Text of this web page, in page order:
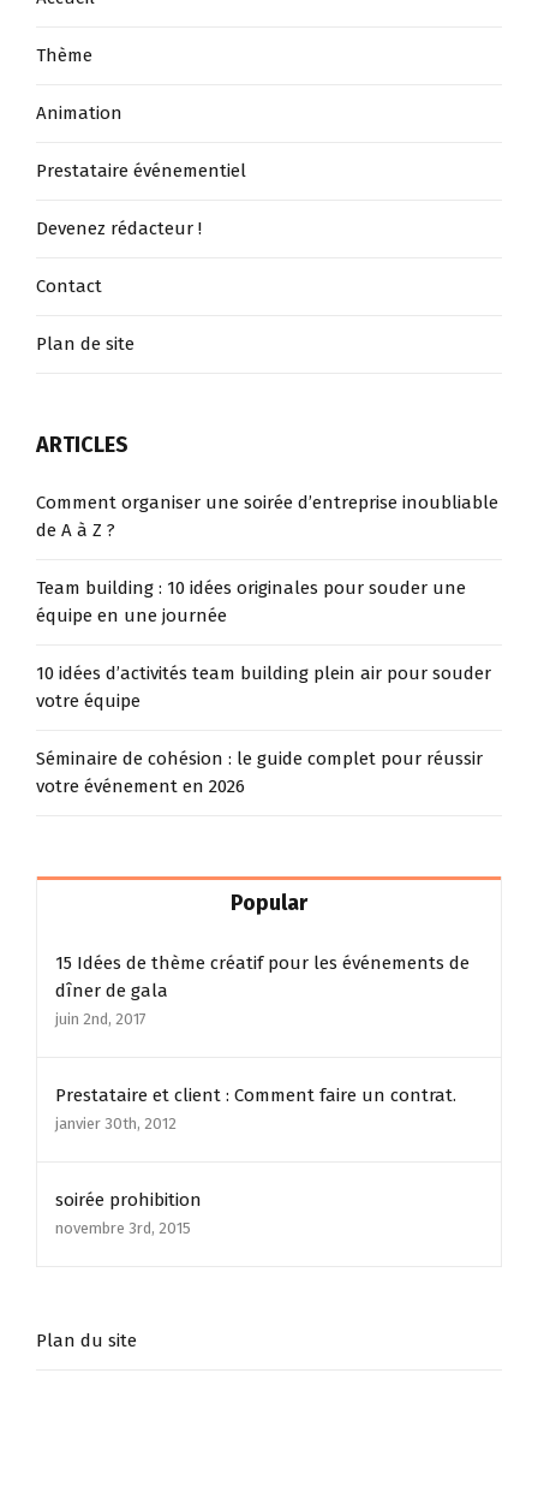
Thème
Animation
Prestataire événementiel
Devenez rédacteur !
Contact
Plan de site
ARTICLES
Comment organiser une soirée d’entreprise inoubliable
de A à Z ?
Team building : 10 idées originales pour souder une
équipe en une journée
10 idées d’activités team building plein air pour souder
votre équipe
Séminaire de cohésion : le guide complet pour réussir
votre événement en 2026
Popular
15 Idées de thème créatif pour les événements de
dîner de gala
juin 2nd, 2017
Prestataire et client : Comment faire un contrat.
janvier 30th, 2012
soirée prohibition
novembre 3rd, 2015
Plan du site